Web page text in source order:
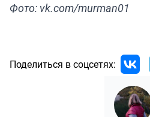
Фото: vk.com/murman01
Поделиться в соцсетях: